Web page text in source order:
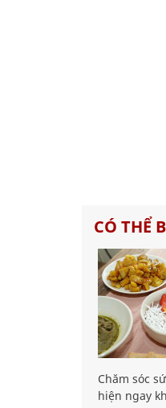
CÓ THỂ
Chăm sóc
hiện ngay